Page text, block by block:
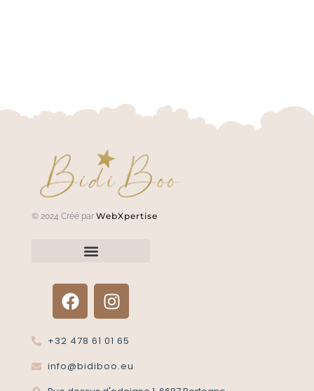
© 2024 Créé par WebXpertise
+32 478 61 01 65
info@bidiboo.eu